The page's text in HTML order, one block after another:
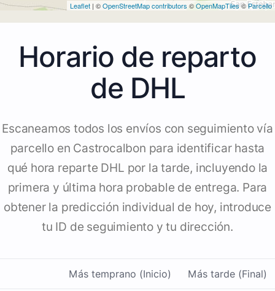
Leaflet | ©OpenStreetMap contributors ©OpenMapTiles©Parcello
Horario de reparto
de DHL
Escaneamos todos los envíos con seguimiento vía
parcello en Castrocalbon para identificar hasta
qué hora reparte DHL por la tarde, incluyendo la
primera y última hora probable de entrega. Para
obtener la predicción individual de hoy, introduce
tu ID de seguimiento y tu dirección.
Más temprano (Inicio) Más tarde (Final)